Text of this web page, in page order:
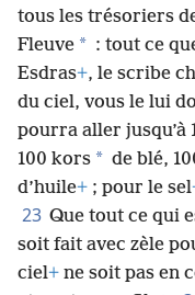
tous les trésoriers
Fleuve * : tout ce
Esdras+, le scribe
du ciel, vous le lui
pourra aller jusqu’à
100 kors * de blé,
d’huile+ ; pour le sel
23 Que tout ce qui
soit fait avec zèle
ciel+ ne soit pas en